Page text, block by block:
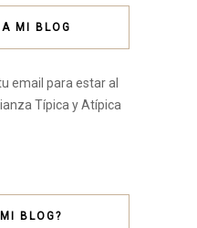
MI BLOG
email para estar al
Típica y Atípica
BLOG?